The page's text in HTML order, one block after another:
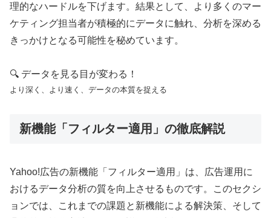
理的なハードルを下げます。結果として、より多くのマー
ケティング担当者が積極的にデータに触れ、分析を深める
きっかけとなる可能性を秘めています。
🔍 データを見る目が変わる！
より深く、より速く、データの本質を捉える
新機能「フィルター適用」の徹底解説
Yahoo!広告の新機能「フィルター適用」は、広告運用に
おけるデータ分析の質を向上させるものです。このセクシ
ョンでは、これまでの課題と新機能による解決策、そして